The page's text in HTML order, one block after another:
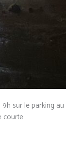
sur le parking
courte